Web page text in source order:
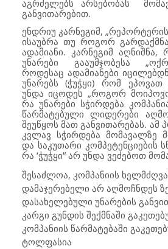
აგრძელებს არსებობას
განვითარებით.
ენდრიუ კარნეგიმ,
ისაუბრა თუ როგორ
ადამიანი. კარნეგიმ აღნიშნა,
უნარები გააუმჯობესა
როდესაც ადამიანები
უნარებს (ჭუჭყი) რომ ეპოვათ
უნდა იცოდეს „როგორ
რა უნარები სჭირდება
წარმატებული ლიდერები
შეუწყოს მათ განვითარებას. ამ
კვლავ სჭირდება მომავალზე
და საკუთარი კომპეტენციების
რა ‘ჭუჭყი“ არ უნდა ვეძებოთ
შესაძლოა, კომპანიის
დამაჯერებელი არ აღმოჩნდეს
დასახელებული უნარების
კარგი გუნდის შექმნაში
კომპანიის წარმატებაში
ტოლფასია